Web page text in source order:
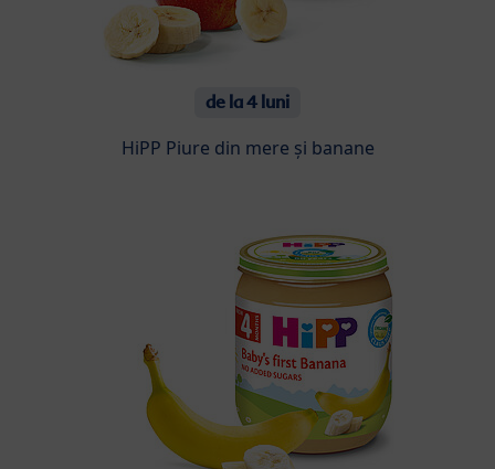
de la 4 luni
HiPP Piure din mere și banane